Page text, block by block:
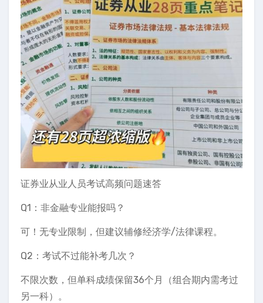
证券业从业人员考试高频问题速答
Q1：非金融专业能报吗？
可！无专业限制，但建议辅修经济学/法律课程。
Q2：考试不过能补考几次？
不限次数，但单科成绩保留36个月（组合期内需考过
另一科）。